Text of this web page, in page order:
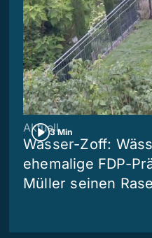
3 Min
Aktuell
Wasser-Zoff:
ehemalige FDP-
Müller seinen